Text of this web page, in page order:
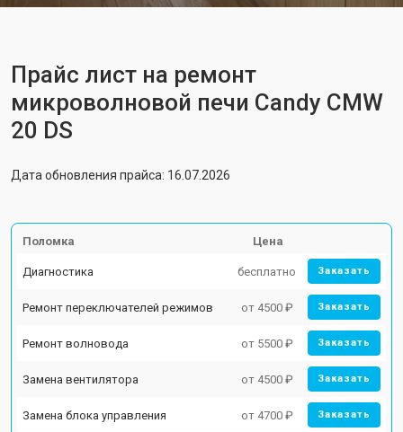
Прайс лист на ремонт
микроволновой печи Candy CMW
20 DS
Дата обновления прайса: 16.07.2026
Поломка Цена
Диагностика бесплатно Заказать
Ремонт переключателей режимов от 4500 ₽ Заказать
Ремонт волновода от 5500 ₽ Заказать
Замена вентилятора от 4500 ₽ Заказать
Замена блока управления от 4700 ₽ Заказать